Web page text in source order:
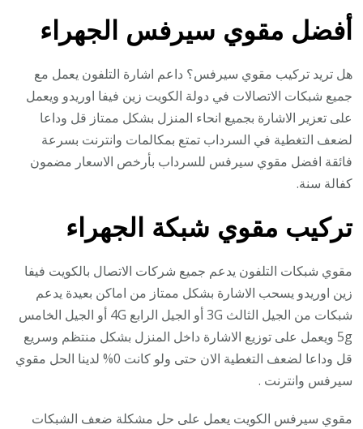
أفضل مقوي سيرفس الجهراء
هل تريد تركيب مقوي سيرفس؟ داعم اشارة التلفون يعمل مع
جميع شبكات الاتصالات في دولة الكويت زين فيفا اوريدو ويعمل
على تعزير الاشارة بجميع انحاء المنزل بشكل ممتاز قل وداعا
لضعف التغطية في السرداب تمتع بمكالمات وانترنت بسرعة
فائقة افضل مقوي سيرفس للسرداب بأرخص الاسعار مضمون
كفالة سنة.
تركيب مقوي شبكة الجهراء
مقوي شبكات التلفون يدعم جميع شركات الاتصال بالكويت فيفا
زين اوريدو يسحب الاشارة بشكل ممتاز من اماكن بعيدة يدعم
شبكات من الجيل الثالث 3G أو الجيل الرابع 4G أو الجيل الخامس
5g ويعمل على توزيع الاشارة داخل المنزل بشكل منتظم وسريع
قل وداعا لضعف التغطية الان حتى ولو كانت 0% لدينا الحل مقوي
سيرفس وانترنت .
مقوي سيرفس الكويت يعمل على حل مشكلة ضعف الشبكات